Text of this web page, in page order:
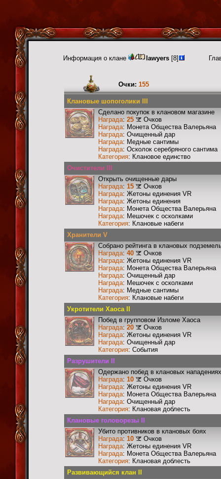
Информация о клане lawyers [8]
Очки: 155
Клановые шопоголики III
Сделано покупок в клановом магазине
Награда: 25
Очков
Награда: Монета Общества Валерьяна
Награда: Очищенный дар
Награда: Медные сантимы
Награда: Осколок серебряного сантима
Категория: Клановое единство
Очистители III
Открыть очищенные дары
Награда: 15
Очков
Награда: Жетоны единения VR
Награда: Жетоны единения
Награда: Монета Общества Валерьяна
Награда: Мешочек с осколками
Категория: Клановые набеги
Хранители V
Собрано рейтинга в клановых
Награда: 40
Очков
Награда: Жетоны единения VR
Награда: Монета Общества Валерьяна
Награда: Очищенный дар
Награда: Мешочек с осколками
Награда: Медные сантимы
Категория: Клановые набеги
Укротители Хаоса II
Побед в групповом Изломе Хаоса
Награда: 20
Очков
Награда: Жетоны единения VR
Награда: Очищенный дар
Категория: События
Разрушители II
Одержано побед в клановых
Награда: 10
Очков
Награда: Жетоны единения VR
Награда: Монета Общества Валерьяна
Награда: Очищенный дар
Категория: Клановая доблесть
Клановые головорезы II
Убито противников в клановых боях
Награда: 10
Очков
Награда: Жетоны единения VR
Награда: Монета Общества Валерьяна
Категория: Клановая доблесть
Развивающийся клан II